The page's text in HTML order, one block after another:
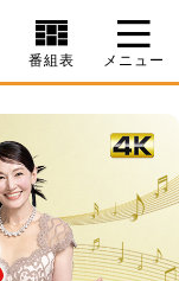
番組表 メニュー